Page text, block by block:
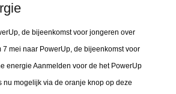
de bijeenkomst voor jongeren over
mei naar PowerUp, de bijeenkomst voor
energie Aanmelden voor de het PowerUp
nu mogelijk via de oranje knop op deze